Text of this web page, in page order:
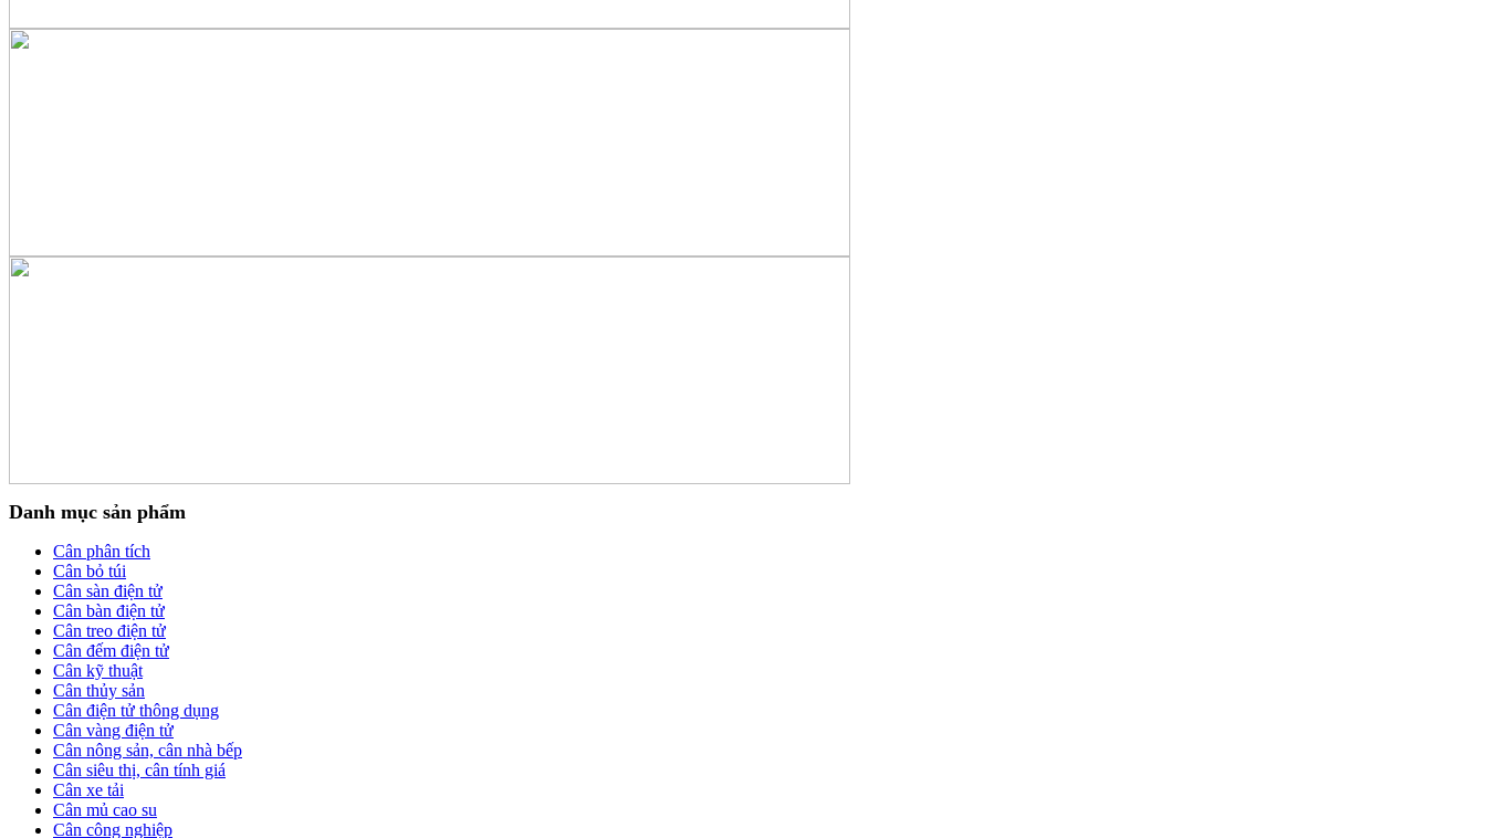
Danh mục sản phẩm
Cân phân tích
Cân bỏ túi
Cân sàn điện tử
Cân bàn điện tử
Cân treo điện tử
Cân đếm điện tử
Cân kỹ thuật
Cân thủy sản
Cân điện tử thông dụng
Cân vàng điện tử
Cân nông sản, cân nhà bếp
Cân siêu thị, cân tính giá
Cân xe tải
Cân mủ cao su
Cân công nghiệp